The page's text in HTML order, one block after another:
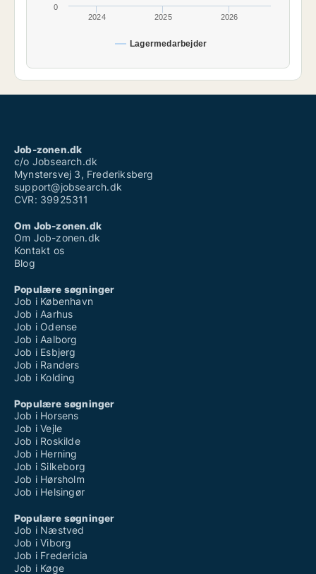
Lagermedarbejder
2024 2025 2026
0
Job-zonen.dk
c/o Jobsearch.dk
Mynstersvej 3, Frederiksberg
support@jobsearch.dk
CVR: 39925311
Om Job-zonen.dk
Om Job-zonen.dk
Kontakt os
Blog
Populære søgninger
Job i København
Job i Aarhus
Job i Odense
Job i Aalborg
Job i Esbjerg
Job i Randers
Job i Kolding
Populære søgninger
Job i Horsens
Job i Vejle
Job i Roskilde
Job i Herning
Job i Silkeborg
Job i Hørsholm
Job i Helsingør
Populære søgninger
Job i Næstved
Job i Viborg
Job i Fredericia
Job i Køge